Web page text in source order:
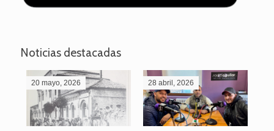
Noticias destacadas
20 mayo, 2026 28 abril, 2026